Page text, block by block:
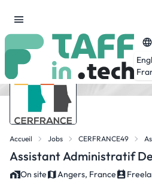
Accueil Jobs CERFRANCE49
Assistant Administratif
On site Angers, France